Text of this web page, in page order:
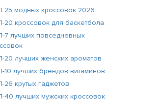
25 модных кроссовок 2026
20 кроссовок для баскетбола
7 лучших повседневных
20 лучших женских ароматов
10 лучших брендов витаминов
26 крутых гаджетов
40 лучших мужских кроссовок